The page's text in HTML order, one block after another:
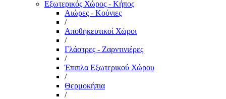
Εξωτερικός Χώρος - Κήπος
Αιώρες - Κούνιες
/
Αποθηκευτικοί Χώροι
/
Γλάστρες - Ζαρντινιέρες
/
Έπιπλα Εξωτερικού Χώρου
/
Θερμοκήπια
/